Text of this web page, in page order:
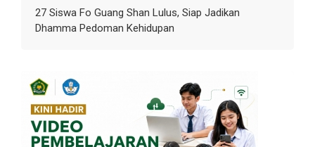
27 Siswa Fo Guang Shan Lulus, Siap Jadikan
Dhamma Pedoman Kehidupan